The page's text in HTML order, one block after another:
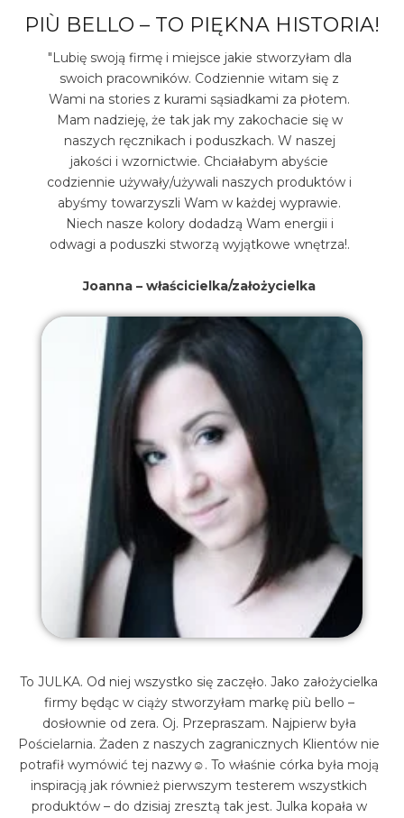
PIÙ BELLO – TO PIĘKNA HISTORIA!
"Lubię swoją firmę i miejsce jakie stworzyłam dla
swoich pracowników. Codziennie witam się z
Wami na stories z kurami sąsiadkami za płotem.
Mam nadzieję, że tak jak my zakochacie się w
naszych ręcznikach i poduszkach. W naszej
jakości i wzornictwie. Chciałabym abyście
codziennie używały/używali naszych produktów i
abyśmy towarzyszli Wam w każdej wyprawie.
Niech nasze kolory dodadzą Wam energii i
odwagi a poduszki stworzą wyjątkowe wnętrza!.
Joanna – właścicielka/założycielka
To JULKA. Od niej wszystko się zaczęło. Jako założycielka
firmy będąc w ciąży stworzyłam markę più bello –
dosłownie od zera. Oj. Przepraszam. Najpierw była
Pościelarnia. Żaden z naszych zagranicznych Klientów nie
potrafił wymówić tej nazwy☺. To właśnie córka była moją
inspiracją jak również pierwszym testerem wszystkich
produktów – do dzisiaj zresztą tak jest. Julka kopała w